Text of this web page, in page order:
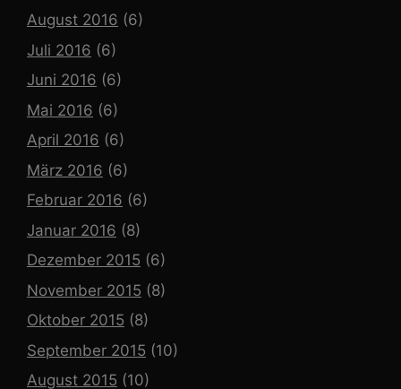
August 2016 (6)
Juli 2016 (6)
Juni 2016 (6)
Mai 2016 (6)
April 2016 (6)
März 2016 (6)
Februar 2016 (6)
Januar 2016 (8)
Dezember 2015 (6)
November 2015 (8)
Oktober 2015 (8)
September 2015 (10)
August 2015 (10)